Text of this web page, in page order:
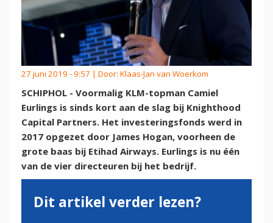
27 juni 2019 - 9:57 | Door: Klaas-Jan van Woerkom
SCHIPHOL - Voormalig KLM-topman Camiel
Eurlings is sinds kort aan de slag bij Knighthood
Capital Partners. Het investeringsfonds werd in
2017 opgezet door James Hogan, voorheen de
grote baas bij Etihad Airways. Eurlings is nu één
van de vier directeuren bij het bedrijf.
Dit artikel verder lezen?